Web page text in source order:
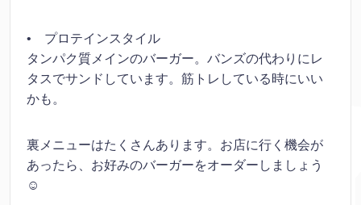
• プロテインスタイル
タンパク質メインのバーガー。バンズの代わりにレ
タスでサンドしています。筋トレしている時にいい
かも。
裏メニューはたくさんあります。お店に行く機会が
あったら、お好みのバーガーをオーダーしましょう
☺